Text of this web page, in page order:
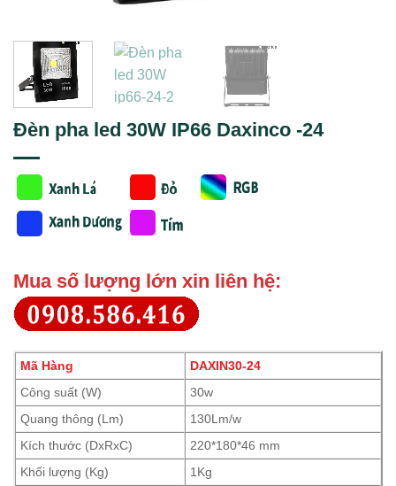
Đèn pha led 30W IP66 Daxinco -24
Mua số lượng lớn xin liên hệ:
Mã Hàng
DAXIN30-24
Công suất (W)
30w
Quang thông (Lm)
130Lm/w
Kích thước (DxRxC)
220*180*46 mm
Khối lượng (Kg)
1Kg